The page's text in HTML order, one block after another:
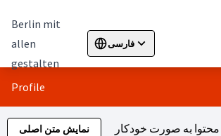
Berlin mit
allen
gestalten
فارسی
Sprache wählen
Profile
نمایش متن اصلی
به صورت خودکار